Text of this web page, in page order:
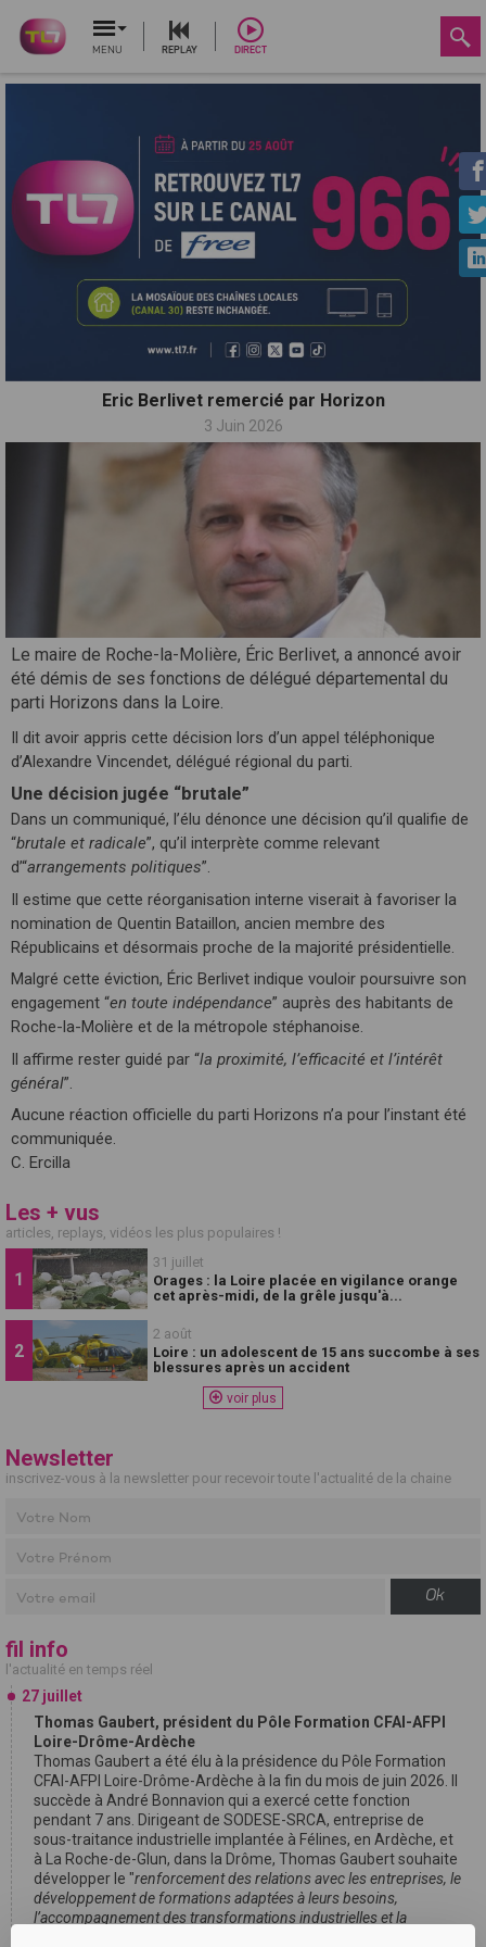
MENU REPLAY DIRECT
Eric Berlivet remercié par Horizon
3 Juin 2026
Le maire de Roche-la-Molière, Éric Berlivet, a annoncé avoir
été démis de ses fonctions de délégué départemental du
parti Horizons dans la Loire.
Il dit avoir appris cette décision lors d’un appel téléphonique
d’Alexandre Vincendet, délégué régional du parti.
Une décision jugée “brutale”
Dans un communiqué, l’élu dénonce une décision qu’il qualifie de
“brutale et radicale”, qu’il interprète comme relevant
d’“arrangements politiques”.
Il estime que cette réorganisation interne viserait à favoriser la
nomination de Quentin Bataillon, ancien membre des
Républicains et désormais proche de la majorité présidentielle.
Malgré cette éviction, Éric Berlivet indique vouloir poursuivre son
engagement “en toute indépendance” auprès des habitants de
Roche-la-Molière et de la métropole stéphanoise.
Il affirme rester guidé par “la proximité, l’efficacité et l’intérêt
général”.
Aucune réaction officielle du parti Horizons n’a pour l’instant été
communiquée.
C. Ercilla
Les + vus
articles, replays, vidéos les plus populaires !
31 juillet
Orages : la Loire placée en vigilance orange
cet après-midi, de la grêle jusqu'à...
2 août
Loire : un adolescent de 15 ans succombe à ses
blessures après un accident
voir plus
Newsletter
inscrivez-vous à la newsletter pour recevoir toute l'actualité de la chaine
Ok
fil info
l'actualité en temps réel
27 juillet
Thomas Gaubert, président du Pôle Formation CFAI-AFPI
Loire-Drôme-Ardèche
Thomas Gaubert a été élu à la présidence du Pôle Formation
CFAI-AFPI Loire-Drôme-Ardèche à la fin du mois de juin 2026. Il
succède à André Bonnavion qui a exercé cette fonction
pendant 7 ans. Dirigeant de SODESE-SRCA, entreprise de
sous-traitance industrielle implantée à Félines, en Ardèche, et
à La Roche-de-Glun, dans la Drôme, Thomas Gaubert souhaite
développer le "renforcement des relations avec les entreprises, le
développement de formations adaptées à leurs besoins,
l’accompagnement des transformations industrielles et la